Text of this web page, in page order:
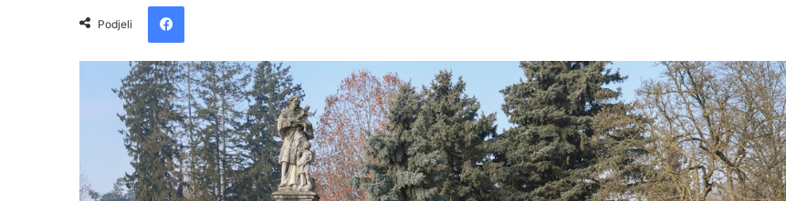
n
d
a
n
e
m
a
i
l
Podjeli